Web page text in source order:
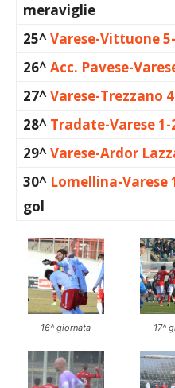
meraviglie
25^Varese-Vittuone
26^Acc. Pavese-
27^Varese-Trezzano
28^ Tradate-Varese 1-
29^Varese-Ardor
30^ Lomellina-Varese
gol
16^ giornata 17^